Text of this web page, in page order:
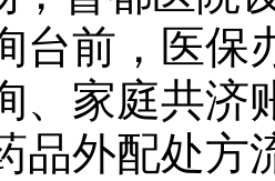
台前，医保
、家庭共济
品外配处方